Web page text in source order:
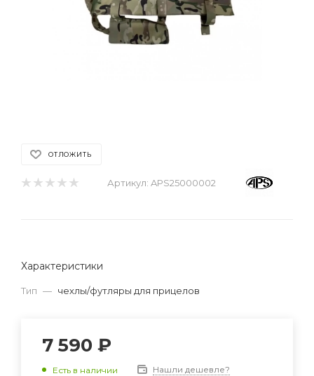
ОТЛОЖИТЬ
Артикул: APS25000002
Характеристики
Тип — чехлы/футляры для прицелов
7 590 ₽
Есть в наличии Нашли дешевле?